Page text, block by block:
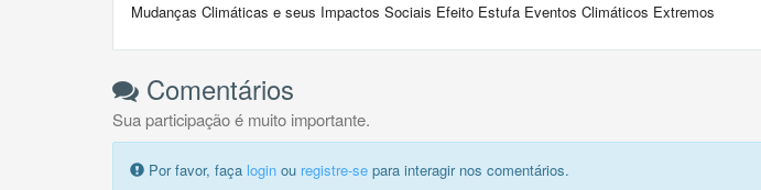
Mudanças Climáticas e seus Impactos Sociais Efeito Estufa Eventos Climáticos Extremos
Comentários
Sua participação é muito importante.
Por favor, faça login ou registre-se para interagir nos comentários.